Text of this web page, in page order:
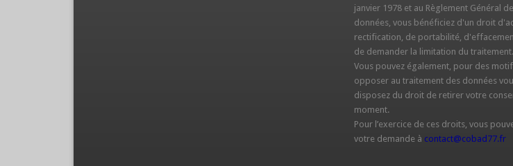
janvier 1978 et au Règlement Général
données, vous bénéficiez d'un droit
rectification, de portabilité,
de demander la limitation du traitement.
Vous pouvez également, pour des
opposer au traitement des données
disposez du droit de retirer votre
moment.
Pour l’exercice de ces droits, vous
votre demande à contact@cobad77.fr